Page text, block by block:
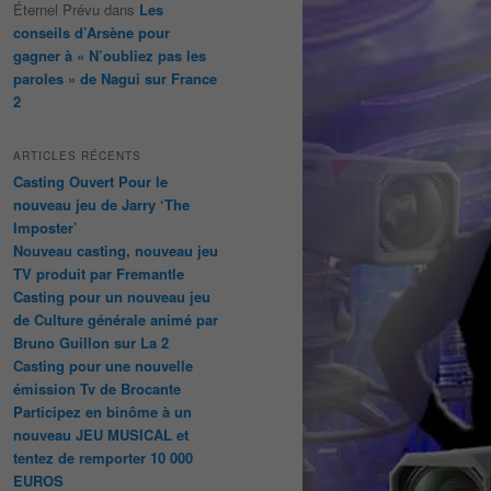
Éternel Prévu dans Les
conseils d’Arsène pour
gagner à « N’oubliez pas les
paroles » de Nagui sur France
2
ARTICLES RÉCENTS
Casting Ouvert Pour le
nouveau jeu de Jarry ‘The
Imposter’
Nouveau casting, nouveau jeu
TV produit par Fremantle
Casting pour un nouveau jeu
de Culture générale animé par
Bruno Guillon sur La 2
Casting pour une nouvelle
émission Tv de Brocante
Participez en binôme à un
nouveau JEU MUSICAL et
tentez de remporter 10 000
EUROS